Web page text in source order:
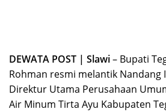
DEWATA POST | Slawi– Bupati
Rohman resmi melantik Nandang
Direktur Utama Perusahaan
Air Minum Tirta Ayu Kabupaten